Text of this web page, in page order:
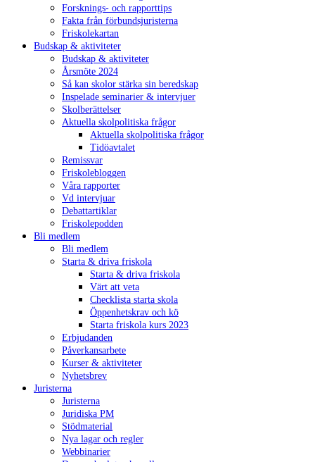
Forsknings- och rapporttips
Fakta från förbundsjuristerna
Friskolekartan
Budskap & aktiviteter
Budskap & aktiviteter
Årsmöte 2024
Så kan skolor stärka sin beredskap
Inspelade seminarier & intervjuer
Skolberättelser
Aktuella skolpolitiska frågor
Aktuella skolpolitiska frågor
Tidöavtalet
Remissvar
Friskolebloggen
Våra rapporter
Vd intervjuar
Debattartiklar
Friskolepodden
Bli medlem
Bli medlem
Starta & driva friskola
Starta & driva friskola
Värt att veta
Checklista starta skola
Öppenhetskrav och kö
Starta friskola kurs 2023
Erbjudanden
Påverkansarbete
Kurser & aktiviteter
Nyhetsbrev
Juristerna
Juristerna
Juridiska PM
Stödmaterial
Nya lagar och regler
Webbinarier